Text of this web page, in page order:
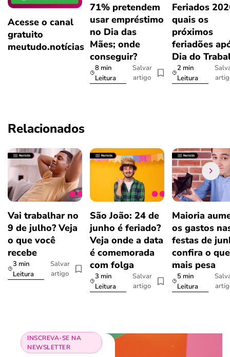
Acesse o canal
gratuito
meutudo.notícias
71% pretendem
usar empréstimo
no Dia das
Mães; onde
conseguir?
8 min
Leitura
Salvar
artigo
Feriados
quais os
próximos
feriadões
Dia do
2 min
Leitura
Relacionados
Vai trabalhar no
9 de julho? Veja
o que você
recebe
3 min
Leitura
Salvar
artigo
São João: 24 de
junho é feriado?
Veja onde a data
é comemorada
com folga
3 min
Leitura
Salvar
artigo
Maioria
os gastos
festas de
confira o que
mais pesa
5 min
Leitura
INSCREVA-SE NA
NEWSLETTER